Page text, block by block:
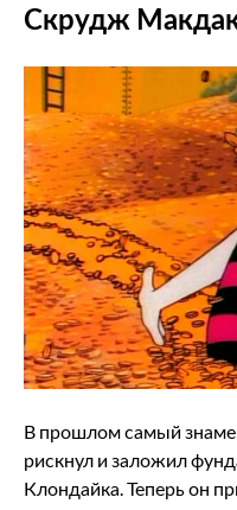
Скрудж
В прошлом самый
рискнул и заложил
Клондайка. Теперь он